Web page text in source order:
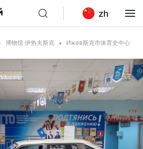
zh
博物馆 伊热夫斯克 Ижев斯克市体育史中心